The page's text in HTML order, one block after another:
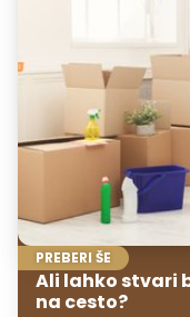
PREBERI ŠE
Ali lahko stvari
na cesto?